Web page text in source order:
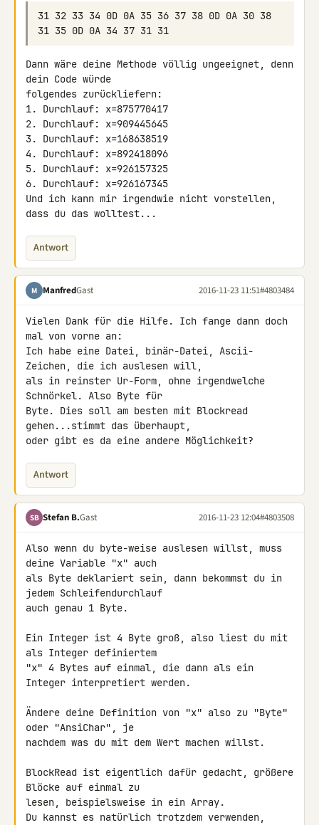
31 32 33 34 0D 0A 35 36 37 38 0D 0A 30 38
Dann wäre deine Methode völlig ungeeignet, denn
dein Code würde
folgendes zurückliefern:
1. Durchlauf: x=875770417
2. Durchlauf: x=909445645
3. Durchlauf: x=168638519
4. Durchlauf: x=892418096
5. Durchlauf: x=926157325
6. Durchlauf: x=926167345
Und ich kann mir irgendwie nicht vorstellen,
dass du das wolltest...
Antwort
M ManfredGast 2016-11-23 11:51#4803484
Vielen Dank für die Hilfe. Ich fange dann doch
mal von vorne an:
Ich habe eine Datei, binär-Datei, Ascii-
Zeichen, die ich auslesen will,
als in reinster Ur-Form, ohne irgendwelche
Schnörkel. Also Byte für
Byte. Dies soll am besten mit Blockread
gehen...stimmt das überhaupt,
oder gibt es da eine andere Möglichkeit?
Antwort
SB Stefan B.Gast 2016-11-23 12:04#4803508
Also wenn du byte-weise auslesen willst, muss
deine Variable "x" auch
als Byte deklariert sein, dann bekommst du in
jedem Schleifendurchlauf
auch genau 1 Byte.
Ein Integer ist 4 Byte groß, also liest du mit
als Integer definiertem
"x" 4 Bytes auf einmal, die dann als ein
Integer interpretiert werden.
Ändere deine Definition von "x" also zu "Byte"
oder "AnsiChar", je
nachdem was du mit dem Wert machen willst.
BlockRead ist eigentlich dafür gedacht, größere
Blöcke auf einmal zu
lesen, beispielsweise in ein Array.
Du kannst es natürlich trotzdem verwenden,